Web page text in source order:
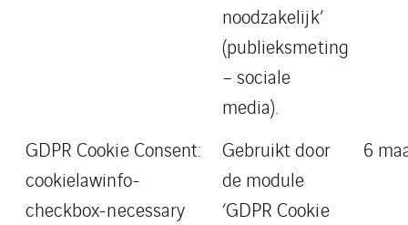
noodzakelijk’
(publieksmeting
– sociale
media).
GDPR Cookie Consent:
cookielawinfo-
checkbox-necessary
Gebruikt door
de module
‘GDPR Cookie
6